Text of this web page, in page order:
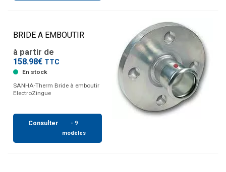
BRIDE A EMBOUTIR
à partir de
158.98€ TTC
En stock
SANHA-Therm Bride à emboutir
ElectroZingue
Consulter
- 9
modèles